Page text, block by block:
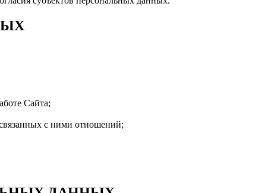
Сайта;
с ними отношений;